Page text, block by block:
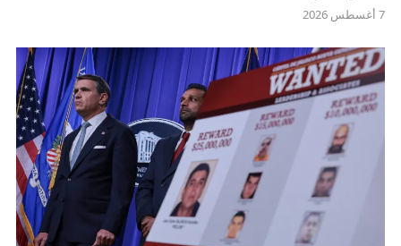
7 أغسطس 2026